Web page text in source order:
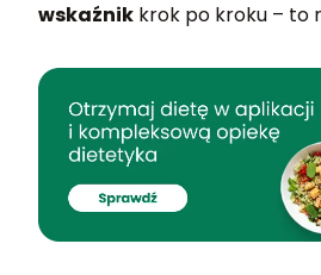
wskaźnik krok po kroku – to